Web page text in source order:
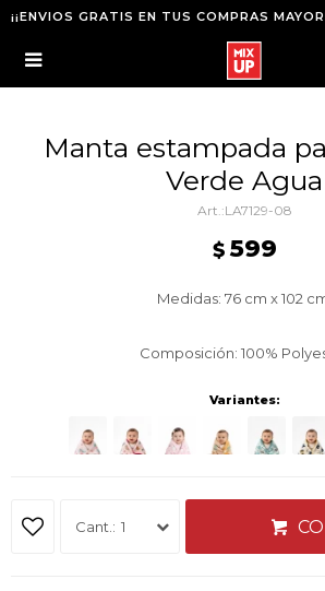
¡¡ENVIOS GRATIS EN TUS COMPRAS

Manta estampada
Verde Agua
LA7129-08
$ 599
Medidas: 76 cm x 102
Composición: 100%
Variantes:
1